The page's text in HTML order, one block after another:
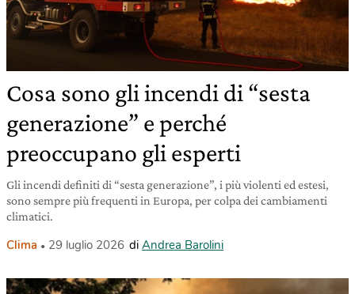
Cosa sono gli incendi di “sesta
generazione” e perché
preoccupano gli esperti
Gli incendi definiti di “sesta generazione”, i più violenti ed estesi,
sono sempre più frequenti in Europa, per colpa dei cambiamenti
climatici.
Clima 29 luglio 2026 di Andrea Barolini